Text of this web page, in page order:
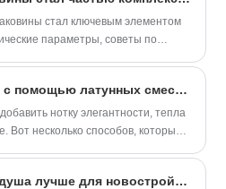
стал ключевым элементом
параметры, советы по
Улучшите свою кухню с помощью латунных смесителей
нотку элегантности, тепла
Вот несколько способов, которыми
Какой смеситель для душа лучше для новостройки?